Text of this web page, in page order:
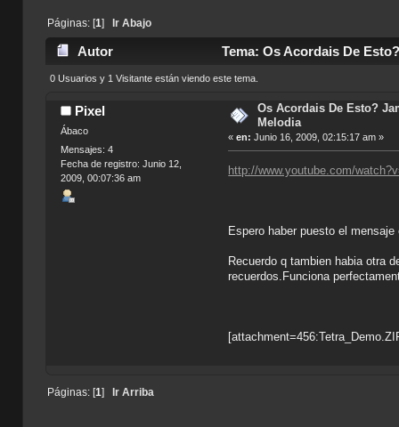
Páginas: [1] Ir Abajo
Autor Tema: Os Acordais De
0 Usuarios y 1 Visitante están viendo este tema.
Pixel
Ábaco
Mensajes: 4
Fecha de registro: Junio 12,
2009, 00:07:36 am
Os Acordais De Esto?
Melodia
«en: Junio 16, 2009, 02:15:17 am »
http://www.youtube.com/
Espero haber puesto el
Recuerdo q tambien habia otra
recuerdos.Funciona
Páginas: [1] Ir Arriba